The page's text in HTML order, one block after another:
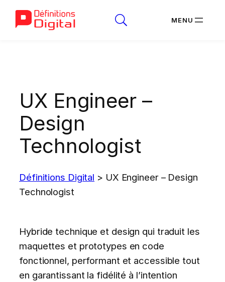
UX Engineer –
Design
Technologist
Définitions Digital > UX Engineer – Design
Technologist
Hybride technique et design qui traduit les
maquettes et prototypes en code
fonctionnel, performant et accessible tout
en garantissant la fidélité à l’intention